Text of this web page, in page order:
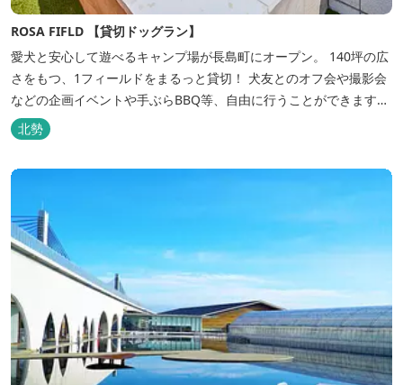
ROSA FIFLD 【貸切ドッグラン】
愛犬と安心して遊べるキャンプ場が長島町にオープン。 140坪の広
さをもつ、1フィールドをまるっと貸切！ 犬友とのオフ会や撮影会
などの企画イベントや手ぶらBBQ等、自由に行うことができます。
フードメニューも豊富で手ぶらでBBQを予算に合わせてお選びいた
だき、楽しんでいただくことがてぎます。 ドックランは全面人工芝
で水はけもよく、ワンちゃんの汚れを気にすることなく自由に遊
北勢